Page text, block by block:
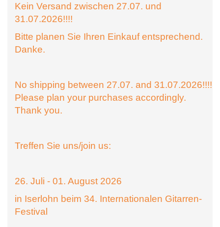
Kein Versand zwischen 27.07. und
31.07.2026!!!!
Bitte planen Sie Ihren Einkauf entsprechend.
Danke.
No shipping between 27.07. and 31.07.2026!!!!
Please plan your purchases accordingly.
Thank you.
Treffen Sie uns/join us:
26. Juli - 01. August 2026
in Iserlohn beim 34. Internationalen Gitarren-
Festival